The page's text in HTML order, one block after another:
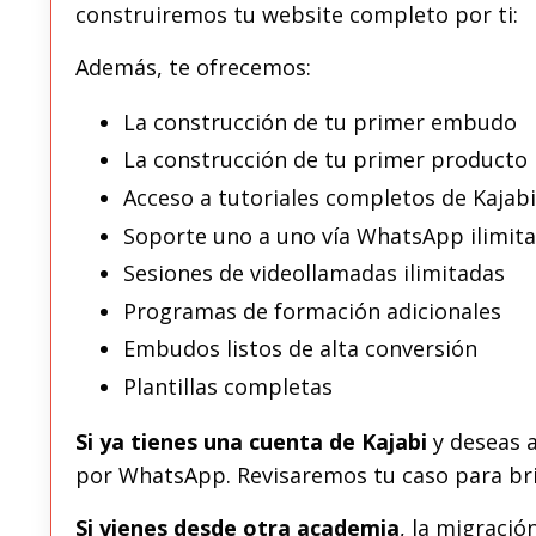
construiremos tu website completo por ti:
Además, te ofrecemos:
La construcción de tu primer embudo
La construcción de tu primer producto
Acceso a tutoriales completos de
Soporte uno a uno vía WhatsApp
Sesiones de videollamadas ilimitadas
Programas de formación adicionales
Embudos listos de alta conversión
Plantillas completas
Si ya tienes una cuenta de Kajabi y deseas
por WhatsApp. Revisaremos tu caso para
Si vienes desde otra academia, la